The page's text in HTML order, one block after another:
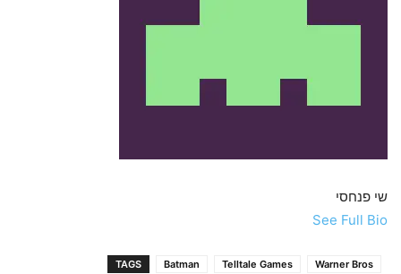
שי פנחסי
See Full Bio
TAGS Batman Telltale Games Warner Bros